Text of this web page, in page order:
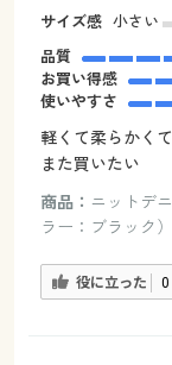
サイズ感 小さい
品質
お買い得感
使いやすさ
軽くて柔らかく
また買いたい
商品： ニットデ
ラー：ブラック）
役に立った 0